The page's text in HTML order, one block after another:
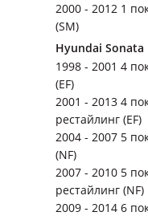
2000 - 2012 1
(SM)
Hyundai Sonata
1998 - 2001 4
(EF)
2001 - 2013 4
рестайлинг (EF)
2004 - 2007 5
(NF)
2007 - 2010 5
рестайлинг (NF)
2009 - 2014 6